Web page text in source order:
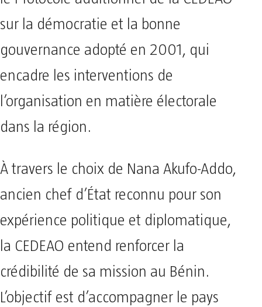
sur la démocratie et la bonne
gouvernance adopté en 2001, qui
encadre les interventions de
l’organisation en matière électorale
dans la région.
À travers le choix de Nana Akufo-Addo,
ancien chef d’État reconnu pour son
expérience politique et diplomatique,
la CEDEAO entend renforcer la
crédibilité de sa mission au Bénin.
L’objectif est d’accompagner le pays